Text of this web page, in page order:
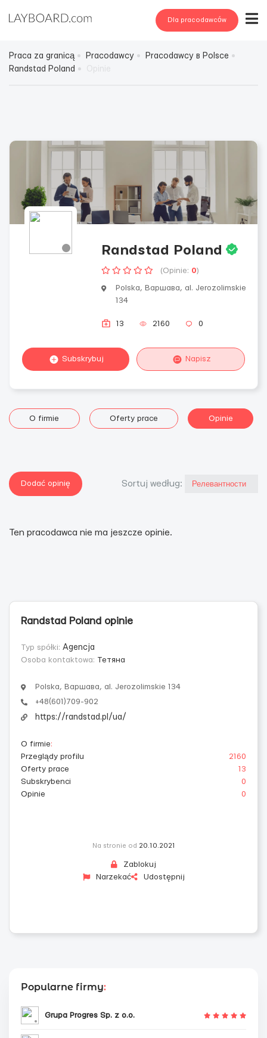
Dla pracodawców
Praca za granicą Pracodawcy
Pracodawcy в Polsce
Randstad Poland
Randstad Poland
(Opinie: 0)
Polska, Варшава, al. Jerozolimskie
134
13 2160 0
Subskrybuj Napisz
O firmie Oferty prace Opinie
Dodać opinię Sortuj według:
Ten pracodawca nie ma jeszcze opinie.
Randstad Poland opinie
Typ spółki: Agencja
Osoba kontaktowa: Тетяна
Polska, Варшава, al. Jerozolimskie 134
+48(601)709-902
https://randstad.pl/ua/
O firmie:
Przeglądy profilu
2160
Oferty prace
13
Subskrybenci
0
Opinie
0
Na stronie od 20.10.2021
Zablokuj
Narzekać
Udostępnij
Popularne firmy:
Grupa Progres Sp. z o.o.